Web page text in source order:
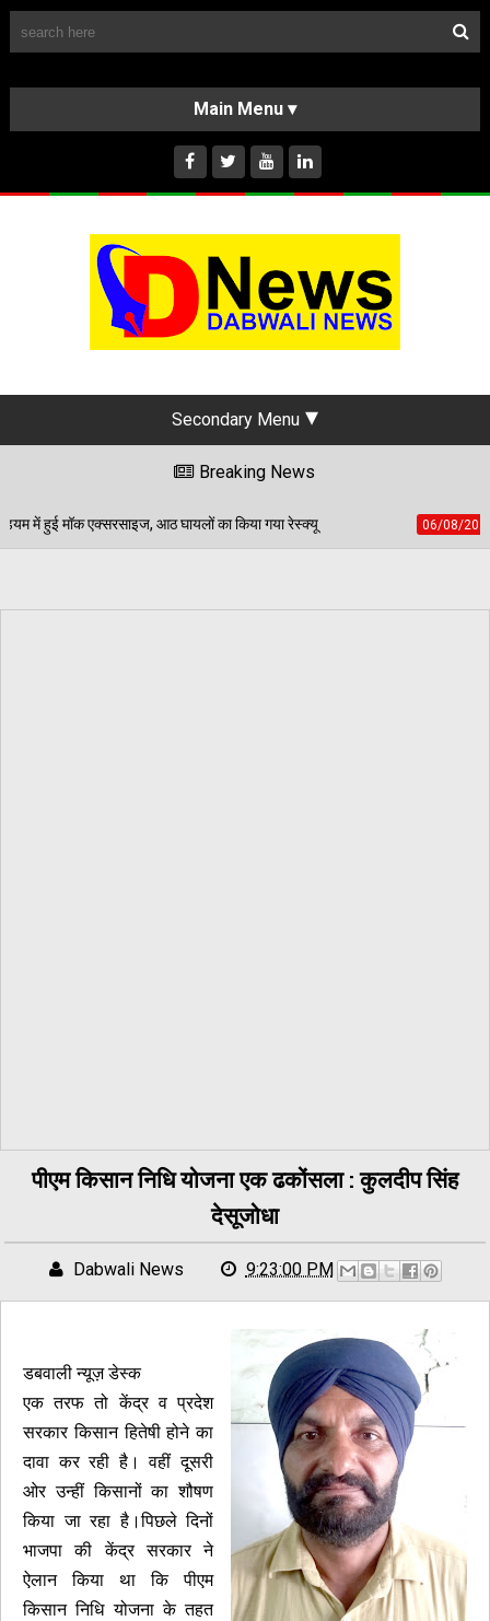
HOME
ABOUT US
INSTAGRAM
Secondary Menu
Breaking News
का किया गया रेस्क्यू 06/08/2026 पेड़ जन्म से मरण तक निभाते हैं
पीएम किसान निधि योजना एक ढकोंसला : कुलदीप सिंह
देसूजोधा
Dabwali News 9:23:00 PM
डबवाली न्यूज़ डेस्क
एक तरफ तो केंद्र व प्रदेश
सरकार किसान हितेषी होने का
दावा कर रही है। वहीं दूसरी
ओर उन्हीं किसानों का शौषण
किया जा रहा है।पिछले दिनों
भाजपा की केंद्र सरकार ने
ऐलान किया था कि पीएम
किसान निधि योजना के तहत